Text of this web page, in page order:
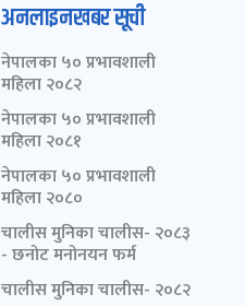
अनलाइनखबर सूची
नेपालका ५० प्रभावशाली
महिला २०८२
नेपालका ५० प्रभावशाली
महिला २०८१
नेपालका ५० प्रभावशाली
महिला २०८०
चालीस मुनिका चालीस- २०८३
- छनोट मनोनयन फर्म
चालीस मुनिका चालीस- २०८२